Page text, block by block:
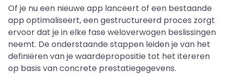
Of je nu een nieuwe app lanceert of een bestaande
app optimaliseert, een gestructureerd proces zorgt
ervoor dat je in elke fase weloverwogen beslissingen
neemt. De onderstaande stappen leiden je van het
definiëren van je waardepropositie tot het itereren
op basis van concrete prestatiegegevens.